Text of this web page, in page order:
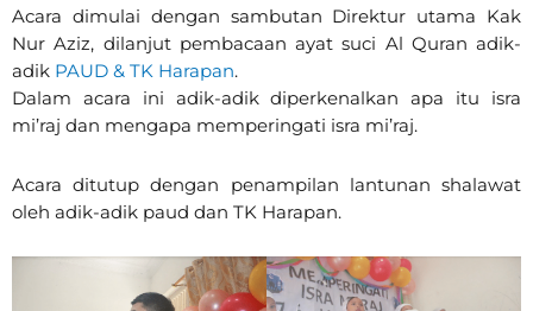
Acara dimulai dengan sambutan Direktur utama Kak
Nur Aziz, dilanjut pembacaan ayat suci Al Quran adik-
adik PAUD & TK Harapan.
Dalam acara ini adik-adik diperkenalkan apa itu isra
mi’raj dan mengapa memperingati isra mi’raj.
Acara ditutup dengan penampilan lantunan shalawat
oleh adik-adik paud dan TK Harapan.